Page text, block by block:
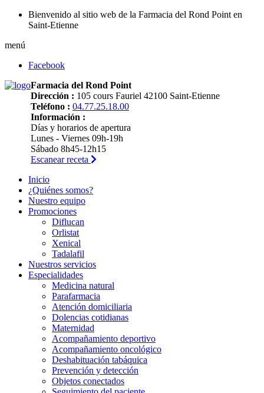
Bienvenido al sitio web de la Farmacia del Rond Point en
Saint-Etienne
menú
Facebook
Farmacia del Rond Point
Dirección : 105 cours Fauriel 42100 Saint-Etienne
Teléfono : 04.77.25.18.00
Información :
Días y horarios de apertura
Lunes - Viernes 09h-19h
Sábado 8h45-12h15
Escanear receta
Inicio
¿Quiénes somos?
Nuestro equipo
Promociones
Diflucan
Orlistat
Xenical
Tadalafil
Nuestros servicios
Especialidades
Medicina natural
Parafarmacia
Atención domiciliaria
Dolencias cotidianas
Maternidad
Acompañamiento deportivo
Acompañamiento oncológico
Deshabituación tabáquica
Prevención y detección
Objetos conectados